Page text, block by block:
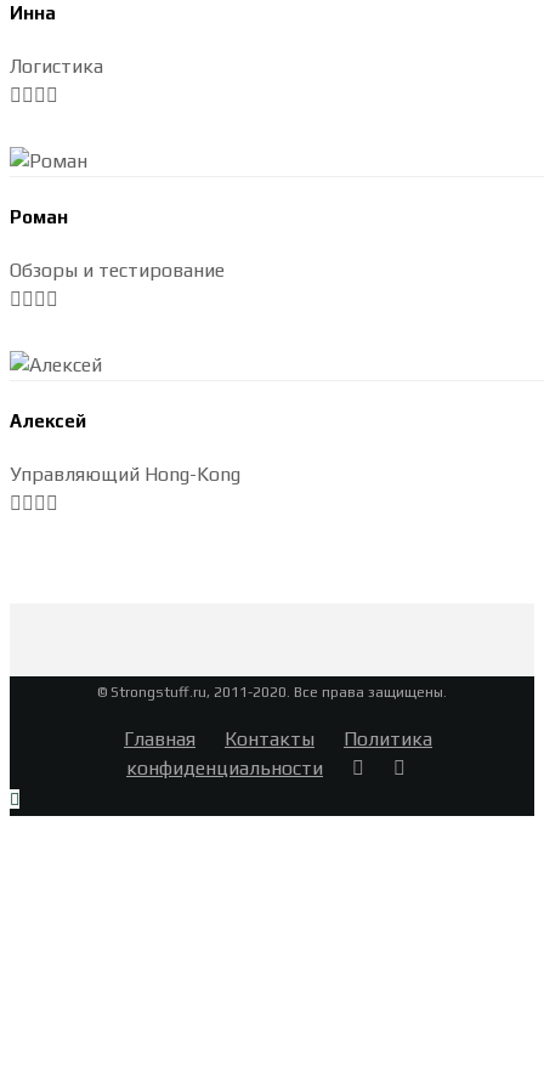
Инна
Логистика
Роман
Обзоры и тестирование
Алексей
Управляющий Hong-Kong
© Strongstuff.ru, 2011-2020. Все права защищены.
Главная Контакты
Политика
конфиденциальности